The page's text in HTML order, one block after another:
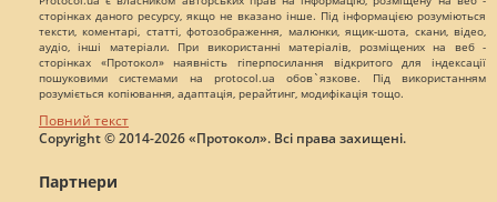
сторінках даного ресурсу, якщо не вказано інше. Під інформацією розуміються
тексти, коментарі, статті, фотозображення, малюнки, ящик-шота, скани, відео,
аудіо, інші матеріали. При використанні матеріалів, розміщених на веб -
сторінках «Протокол» наявність гіперпосилання відкритого для індексації
пошуковими системами на protocol.ua обов`язкове. Під використанням
розуміється копіювання, адаптація, рерайтинг, модифікація тощо.
Повний текст
Copyright © 2014-2026 «Протокол». Всі права захищені.
Партнери